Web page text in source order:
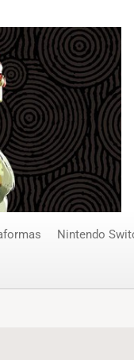
Nintendo